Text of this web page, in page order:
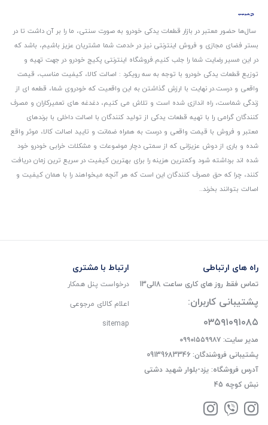
سال‌ها حضور معتبر در بازار قطعات یدکی خودرو به صورت سنتی، ما را بر آن داشت تا در
بستر فضای مجازی و فروش اینترنتی نیز در خدمت شما مشتریان عزیز باشیم، باشد که
در این مسیر رضایت شما را جلب کنیم.فروشگاه اینترنتی پکیج خودرو در جهت تهیه و
توزیع قطعات یدکی خودرو با توجه به سه رویکرد : اصالت کالا، کیفیت مناسب، قیمت
واقعی و درست.در نهایت با ارزش گذاشتن به این واقعیت که خودروی شما، قطعه ای از
زندگی شماست، راه اندازی شده است و تلاش می کنیم، دغدغه های تعمیرکاران و مصرف
کنندگان گرامی را با تهیه قطعات یدکی از تولید کنندگان با اصالت داخلی با برندهای
معتبر و فروش با قیمت واقعی و درست به همراه ضمانت و تایید اصالت کالا، موثر واقع
شده و باری از دوش عزیزانی که از سمتی دچار موضوعات و مشکلات خرابی خودرو خود
شده اند برداشته شود و‌کمترین هزینه را برای بهترین کیفیت در سریع ترین زمان دریافت
کنند، چرا که حق مصرف کنندگان این است که هر آنچه میخواهند را با همان کیفیت و
اصالت بتوانند بخرند..
راه های ارتباطی
تماس فقط روز های کاری ساعت 8الی13
پشتیبانی کاربران:
۰۳۵۹۱۰۹۱۰۸۵
مدیر سایت: ۰۹۹۰۱۵۵۹۹۸۷
پشتیبانی فروشندگان: 09139683346
آدرس فروشگاه: یزد-بلوار شهید دشتی
نبش کوچه 45
ارتباط با مشتری
درخواست پنل همکار
اعلام کالای مرجوعی
sitemap